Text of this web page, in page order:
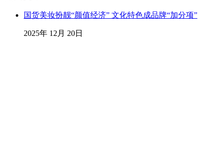
国货美妆扮靓“颜值经济” 文化特色成品牌“加分项”
2025年 12月 20日